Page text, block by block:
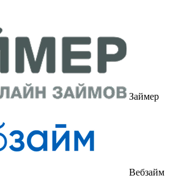
Займер
Вебзайм